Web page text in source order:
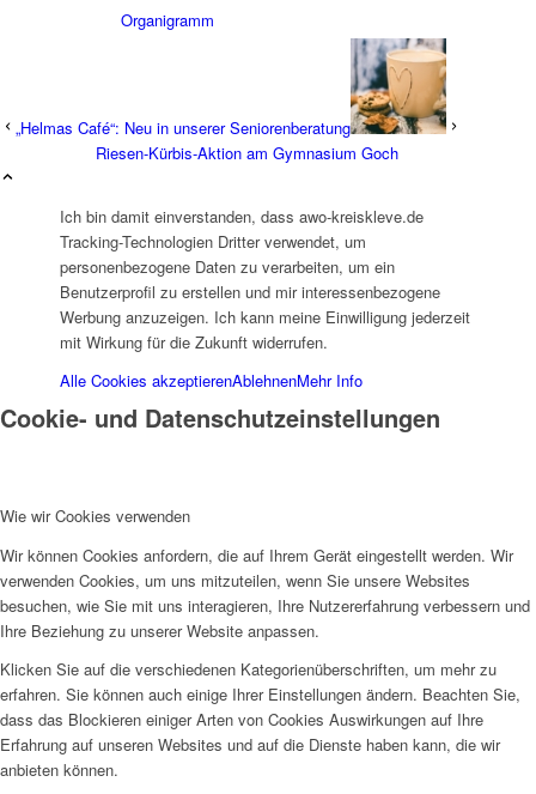
Organigramm
Projekte & Aktionen
AG Wohlfahrt im Kreis Kleve
Links
„Helmas Café“: Neu in unserer Seniorenberatung
Riesen-Kürbis-Aktion am Gymnasium Goch
Ich bin damit einverstanden, dass awo-kreiskleve.de
Tracking-Technologien Dritter verwendet, um
personenbezogene Daten zu verarbeiten, um ein
Benutzerprofil zu erstellen und mir interessenbezogene
Werbung anzuzeigen. Ich kann meine Einwilligung jederzeit
mit Wirkung für die Zukunft widerrufen.
Alle Cookies akzeptierenAblehnenMehr Info
Cookie- und Datenschutzeinstellungen
Wie wir Cookies verwenden
Wir können Cookies anfordern, die auf Ihrem Gerät eingestellt werden. Wir
verwenden Cookies, um uns mitzuteilen, wenn Sie unsere Websites
besuchen, wie Sie mit uns interagieren, Ihre Nutzererfahrung verbessern und
Ihre Beziehung zu unserer Website anpassen.
Klicken Sie auf die verschiedenen Kategorienüberschriften, um mehr zu
erfahren. Sie können auch einige Ihrer Einstellungen ändern. Beachten Sie,
dass das Blockieren einiger Arten von Cookies Auswirkungen auf Ihre
Erfahrung auf unseren Websites und auf die Dienste haben kann, die wir
anbieten können.